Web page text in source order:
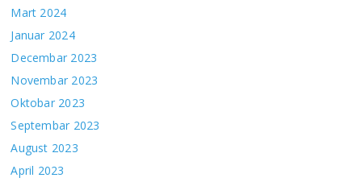
Mart 2024
Januar 2024
Decembar 2023
Novembar 2023
Oktobar 2023
Septembar 2023
August 2023
April 2023